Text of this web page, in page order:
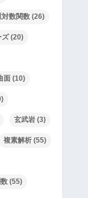
対数関数 (26)
ズ(20)
面 (10)
玄武岩 (3)
複素解析 (55)
(55)